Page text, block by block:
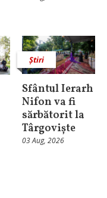
Știri
Sfântul Ierarh
Nifon va fi
sărbătorit la
Târgoviște
03 Aug, 2026